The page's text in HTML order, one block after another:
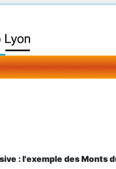
: l'exemple des